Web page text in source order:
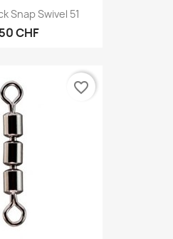
Snap Swivel 51
CHF
favorite_border